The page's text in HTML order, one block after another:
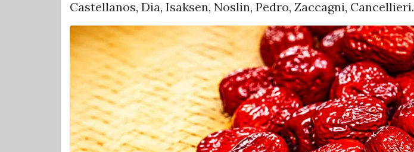
Castellanos, Dia, Isaksen, Noslin, Pedro, Zaccagni, Cancellieri.